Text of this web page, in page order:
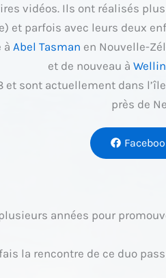
vidéos. Ils ont réalisés
et parfois avec leurs deux
à Abel Tasman en Nouvelle-
et de nouveau à
sont actuellement dans
près de
années pour
la rencontre de ce duo